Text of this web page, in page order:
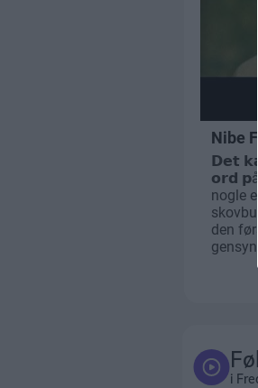
i